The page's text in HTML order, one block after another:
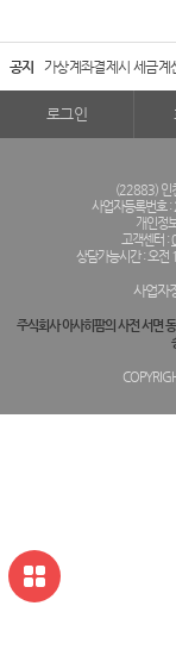
공지 가상계좌결제시 세금
로그인
(22883) 인
사업자등록번호
개인정
고객센터 :
상담가능시간 : 오전
사업자
주식회사 아사히팜의 사전 서면